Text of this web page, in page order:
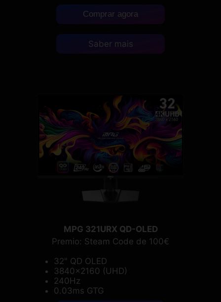
Comprar agora
Saber mais
MPG 321URX QD-OLED
Premio: Steam Code de 100€
32" QD OLED
3840x2160 (UHD)
240Hz
0.03ms GTG